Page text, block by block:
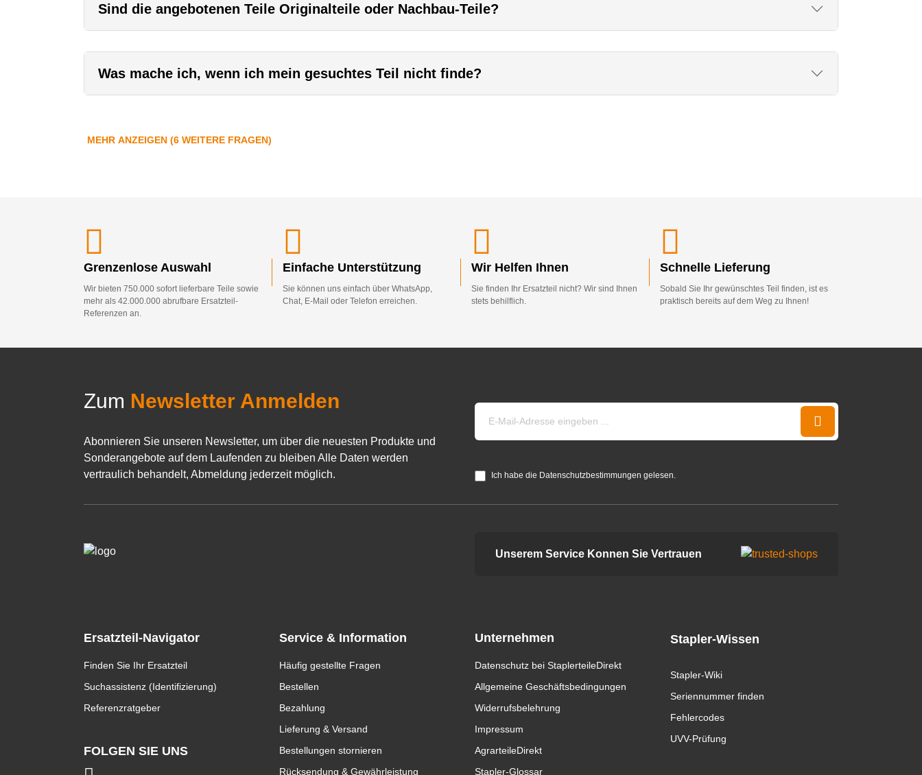
Sind die angebotenen Teile Originalteile oder Nachbau-Teile?
Was mache ich, wenn ich mein gesuchtes Teil nicht finde?
MEHR ANZEIGEN (6 WEITERE FRAGEN)
Grenzenlose Auswahl
Wir bieten 750.000 sofort lieferbare Teile sowie
mehr als 42.000.000 abrufbare Ersatzteil-
Referenzen an.
Einfache Unterstützung
Sie können uns einfach über WhatsApp,
Chat, E-Mail oder Telefon erreichen.
Wir Helfen Ihnen
Sie finden Ihr Ersatzteil nicht? Wir sind Ihnen
stets behilflich.
Schnelle Lieferung
Sobald Sie Ihr gewünschtes Teil finden, ist es
praktisch bereits auf dem Weg zu Ihnen!
Zum Newsletter Anmelden
Abonnieren Sie unseren Newsletter, um über die neuesten Produkte und
Sonderangebote auf dem Laufenden zu bleiben Alle Daten werden
vertraulich behandelt, Abmeldung jederzeit möglich.
Ich habe die Datenschutzbestimmungen gelesen.
Unserem Service Konnen Sie Vertrauen
Ersatzteil-Navigator
Finden Sie Ihr Ersatzteil
Suchassistenz (Identifizierung)
Referenzratgeber
FOLGEN SIE UNS
Service & Information
Häufig gestellte Fragen
Bestellen
Bezahlung
Lieferung & Versand
Bestellungen stornieren
Rücksendung & Gewährleistung
Unternehmen
Datenschutz bei StaplerteileDirekt
Allgemeine Geschäftsbedingungen
Widerrufsbelehrung
Impressum
AgrarteileDirekt
Stapler-Glossar
Stapler-Wissen
Stapler-Wiki
Seriennummer finden
Fehlercodes
UVV-Prüfung